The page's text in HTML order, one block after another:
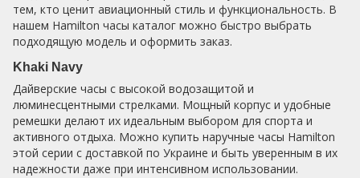
тем, кто ценит авиационный стиль и функциональность. В
нашем Hamilton часы каталог можно быстро выбрать
подходящую модель и оформить заказ.
Khaki Navy
Дайверские часы с высокой водозащитой и
люминесцентными стрелками. Мощный корпус и удобные
ремешки делают их идеальным выбором для спорта и
активного отдыха. Можно купить наручные часы Hamilton
этой серии с доставкой по Украине и быть уверенным в их
надежности даже при интенсивном использовании.